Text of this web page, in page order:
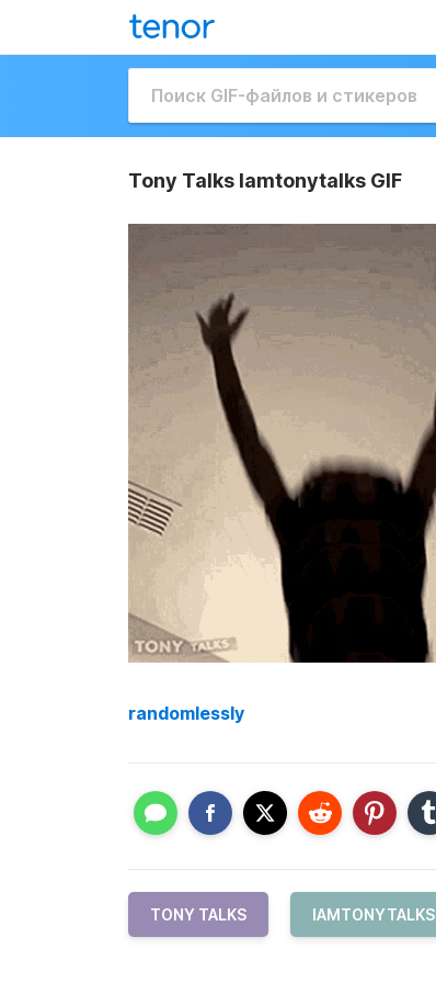
Tony Talks Iamtonytalks GIF
randomlessly
TONY TALKS IAMTONYTALKS